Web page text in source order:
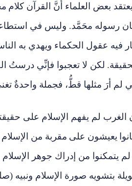
بعض العلماء أنَّ القرآن كلام
رسوله محَمَّد. وليس في
فيه عقول الحكماء ويهدي به
لكن لا تعجبوا فإنِّي درستُ
لم أرَ مثلها قطُّ، فجملة واحدةٌ
لم يفهم الإسلام على
يعيشون على مقربة من
يتمكنوا من إدراك جوهر
بتشويه صورة الإسلام ونبيه